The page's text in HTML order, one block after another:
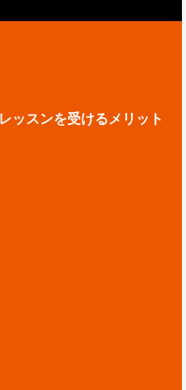
ッスンを受けるメリット